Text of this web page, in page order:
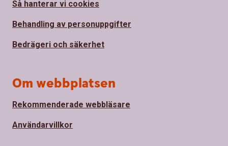
Så hanterar vi cookies
Behandling av personuppgifter
Bedrägeri och säkerhet
Om webbplatsen
Rekommenderade webbläsare
Användarvillkor